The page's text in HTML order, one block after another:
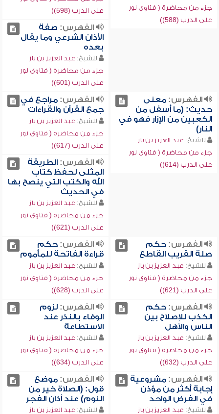
جزء من محاضرة ( فتاوى نور
على الدرب (588))
على الدرب (598))
الفهرس: صفة
الأذان الشرعي وما يقال
بعده
للشيخ: عبد العزيز بن باز
جزء من محاضرة ( فتاوى نور
على الدرب (601))
الفهرس:معنى
حديث: (ما أسفل من
الكعبين من الإزار فهو في
النار)
للشيخ: عبد العزيز بن باز
جزء من محاضرة ( فتاوى نور
على الدرب (614))
الفهرس:مراجع في
جمع القرآن والقراءات
للشيخ: عبد العزيز بن باز
جزء من محاضرة ( فتاوى نور
على الدرب (617))
الفهرس:الطريقة
المثلى لحفظ كتاب
الله والكتب التي ينصح بها
في الحديث
للشيخ: عبد العزيز بن باز
جزء من محاضرة ( فتاوى نور
على الدرب (621))
الفهرس:حكم
صلة القريب القاطع
للشيخ: عبد العزيز بن باز
جزء من محاضرة ( فتاوى نور
على الدرب (621))
الفهرس:حكم
قراءة الفاتحة للمأموم
للشيخ: عبد العزيز بن باز
جزء من محاضرة ( فتاوى نور
على الدرب (628))
الفهرس:حكم
الكذب للإصلاح بين
الناس والأهل
للشيخ: عبد العزيز بن باز
جزء من محاضرة ( فتاوى نور
على الدرب (632))
الفهرس:لزوم
الوفاء بالنذر عند
الاستطاعة
للشيخ: عبد العزيز بن باز
جزء من محاضرة ( فتاوى نور
على الدرب (634))
الفهرس:مشروعية
إجابة أكثر من مؤذن
في الفرض الواحد
للشيخ: عبد العزيز بن باز
الفهرس:موضع
قول: (الصلاة خير من
النوم) عند أذان الفجر
للشيخ: عبد العزيز بن باز